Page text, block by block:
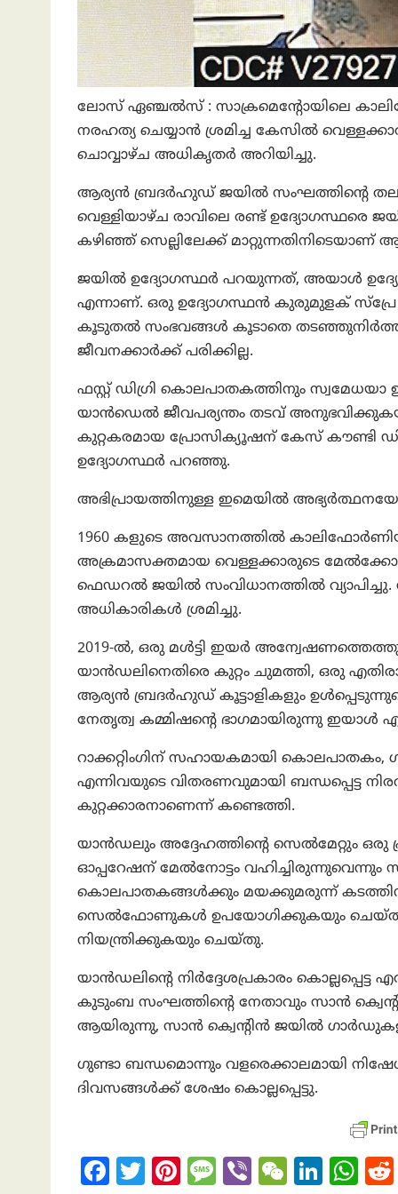
ലോസ് ഏഞ്ചൽസ് : സാക്രമെൻ്റോയിലെ
നരഹത്യ ചെയ്യാൻ ശ്രമിച്ച കേസിൽ
ചൊവ്വാഴ്ച അധികൃതർ അറിയിച്ചു.
ആര്യൻ ബ്രദർഹുഡ് ജയിൽ സംഘത്തിൻ്റെ
വെള്ളിയാഴ്ച രാവിലെ രണ്ട് ഉദ്യോഗസ്ഥരെ
കഴിഞ്ഞ് സെല്ലിലേക്ക് മാറ്റുന്നതിനിടെയാണ്
ജയിൽ ഉദ്യോഗസ്ഥർ പറയുന്നത്, അയാൾ
എന്നാണ്. ഒരു ഉദ്യോഗസ്ഥൻ കുരുമുളക് സ്പ്രേ
കൂടുതൽ സംഭവങ്ങൾ കൂടാതെ
ജീവനക്കാർക്ക് പരിക്കില്ല.
ഫസ്റ്റ് ഡിഗ്രി കൊലപാതകത്തിനും സ്വമേധയാ
യാൻഡെൽ ജീവപര്യന്തം തടവ്
കുറ്റകരമായ പ്രോസിക്യൂഷന് കേസ് കൗണ്ടി
ഉദ്യോഗസ്ഥർ പറഞ്ഞു.
അഭിപ്രായത്തിനുള്ള ഇമെയിൽ അഭ്യർത്ഥനയോട്
1960 കളുടെ അവസാനത്തിൽ
അക്രമാസക്തമായ വെള്ളക്കാരുടെ
ഫെഡറൽ ജയിൽ സംവിധാനത്തിൽ വ്യാപിച്ചു.
അധികാരികൾ ശ്രമിച്ചു.
2019-ൽ, ഒരു മൾട്ടി ഇയർ
യാൻഡലിനെതിരെ കുറ്റം ചുമത്തി, ഒരു
ആര്യൻ ബ്രദർഹുഡ് കൂട്ടാളികളും
നേതൃത്വ കമ്മിഷൻ്റെ ഭാഗമായിരുന്നു
റാക്കറ്റിംഗിന് സഹായകമായി
എന്നിവയുടെ വിതരണവുമായി ബന്ധപ്പെട്ട
കുറ്റക്കാരനാണെന്ന് കണ്ടെത്തി.
യാൻഡലും അദ്ദേഹത്തിൻ്റെ സെൽമേറ്റും ഒരു
ഓപ്പറേഷന് മേൽനോട്ടം
കൊലപാതകങ്ങൾക്കും മയക്കുമരുന്ന്
സെൽഫോണുകൾ ഉപയോഗിക്കുകയും ചെയ്തു,
നിയന്ത്രിക്കുകയും ചെയ്തു.
യാൻഡലിൻ്റെ നിർദ്ദേശപ്രകാരം കൊല്ലപ്പെട്ട
കുടുംബ സംഘത്തിൻ്റെ നേതാവും സാൻ
ആയിരുന്നു, സാൻ ക്വെൻ്റിൻ ജയിൽ
ഗുണ്ടാ ബന്ധമൊന്നും വളരെക്കാലമായി
ദിവസങ്ങൾക്ക് ശേഷം കൊല്ലപ്പെട്ടു.
Fa T
Pi M Vi W Li W